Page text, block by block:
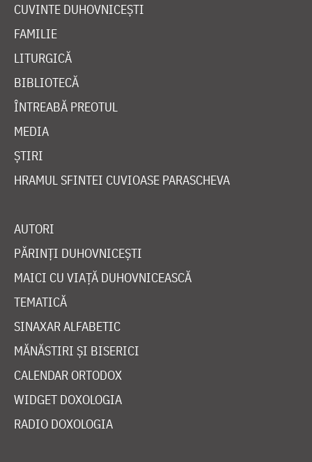
CUVINTE DUHOVNICEȘTI
FAMILIE
LITURGICĂ
BIBLIOTECĂ
ÎNTREABĂ PREOTUL
MEDIA
ȘTIRI
HRAMUL SFINTEI CUVIOASE PARASCHEVA
AUTORI
PĂRINȚI DUHOVNICEȘTI
MAICI CU VIAȚĂ DUHOVNICEASCĂ
TEMATICĂ
SINAXAR ALFABETIC
MĂNĂSTIRI ȘI BISERICI
CALENDAR ORTODOX
WIDGET DOXOLOGIA
RADIO DOXOLOGIA